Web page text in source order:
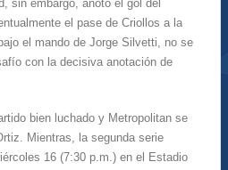
sin embargo, anotó el gol del
el pase de Criollos a la
el mando de Jorge Silvetti, no se
con la decisiva anotación de
bien luchado y Metropolitan se
Mientras, la segunda serie
16 (7:30 p.m.) en el Estadio